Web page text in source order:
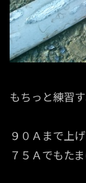
もちっと練習
９０Ａまで上
７５Ａでもた